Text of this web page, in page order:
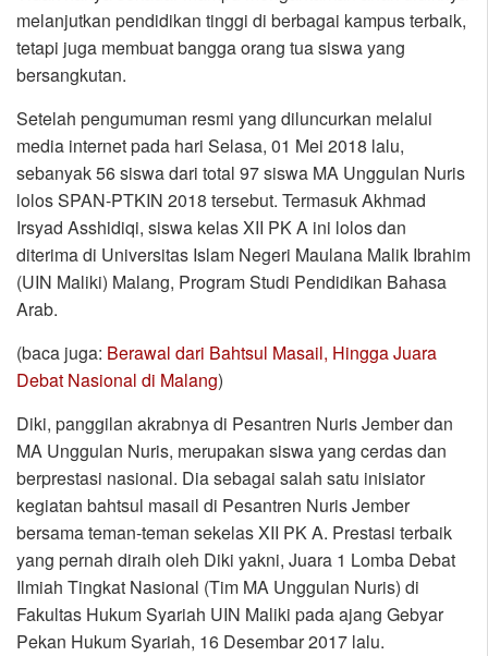
melanjutkan pendidikan tinggi di berbagai kampus terbaik,
tetapi juga membuat bangga orang tua siswa yang
bersangkutan.
Setelah pengumuman resmi yang diluncurkan melalui
media internet pada hari Selasa, 01 Mei 2018 lalu,
sebanyak 56 siswa dari total 97 siswa MA Unggulan Nuris
lolos SPAN-PTKIN 2018 tersebut. Termasuk Akhmad
Irsyad Asshidiqi, siswa kelas XII PK A ini lolos dan
diterima di Universitas Islam Negeri Maulana Malik Ibrahim
(UIN Maliki) Malang, Program Studi Pendidikan Bahasa
Arab.
(baca juga: Berawal dari Bahtsul Masail, Hingga Juara
Debat Nasional di Malang)
Diki, panggilan akrabnya di Pesantren Nuris Jember dan
MA Unggulan Nuris, merupakan siswa yang cerdas dan
berprestasi nasional. Dia sebagai salah satu inisiator
kegiatan bahtsul masail di Pesantren Nuris Jember
bersama teman-teman sekelas XII PK A. Prestasi terbaik
yang pernah diraih oleh Diki yakni, Juara 1 Lomba Debat
Ilmiah Tingkat Nasional (Tim MA Unggulan Nuris) di
Fakultas Hukum Syariah UIN Maliki pada ajang Gebyar
Pekan Hukum Syariah, 16 Desembar 2017 lalu.